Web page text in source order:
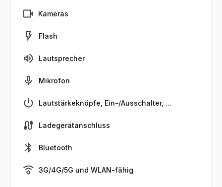
Kameras
Flash
Lautsprecher
Mikrofon
Lautstärkeknöpfe, Ein-/Ausschalter, ...
Ladegerätanschluss
Bluetooth
3G/4G/5G und WLAN-fähig